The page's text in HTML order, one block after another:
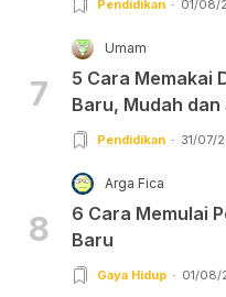
Pendidikan 01/08/
7
Umam
5 Cara Memakai
Baru, Mudah dan
Pendidikan 31/07/
8
Arga Fica
6 Cara Memulai
Baru
Gaya Hidup 01/08/